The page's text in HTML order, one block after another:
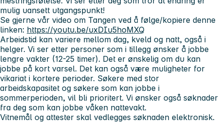
mulig uansett utgangspunkt!
Se gjerne vår video om Tangen ved å følge/kopiere denne
linken: https://youtu.be/uxDIu5hoMXQ
Arbeidstid kan variere mellom dag, kveld og natt, også i
helger. Vi ser etter personer som i tillegg ønsker å jobbe
lengre vakter (12-25 timer). Det er ønskelig om du kan
jobbe på kort varsel. Det kan også være muligheter for
vikariat i kortere perioder. Søkere med stor
arbeidskapasitet og søkere som kan jobbe i
sommerperioden, vil bli prioritert. Vi ønsker også søknader
fra deg som kan jobbe våken nattevakt.
Vitnemål og attester skal vedlegges søknaden elektronisk.